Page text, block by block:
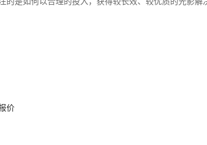
价